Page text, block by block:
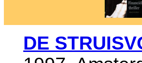
DE